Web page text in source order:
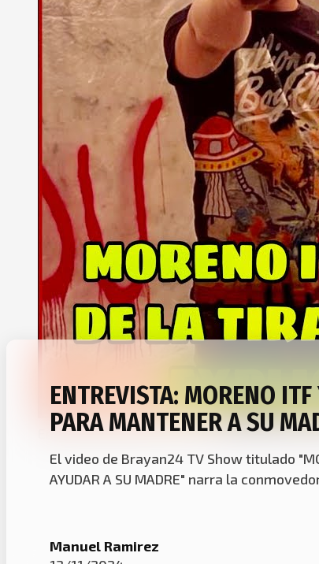
Entrevista: Moreno ITF y su triste historia
ENTREVISTA: MORENO
PARA MANTENER A SU
El video de Brayan24 TV Show titulado
AYUDAR A SU MADRE" narra la
Manuel Ramirez